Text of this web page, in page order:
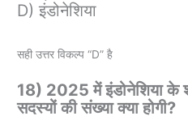
D) इंडोनेशिया
सही उत्तर विकल्प “D” है
18) 2025 में इंडोनेशिया के
सदस्यों की संख्या क्या होगी?